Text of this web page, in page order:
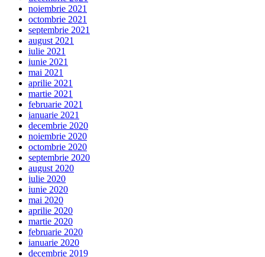
noiembrie 2021
octombrie 2021
septembrie 2021
august 2021
iulie 2021
iunie 2021
mai 2021
aprilie 2021
martie 2021
februarie 2021
ianuarie 2021
decembrie 2020
noiembrie 2020
octombrie 2020
septembrie 2020
august 2020
iulie 2020
iunie 2020
mai 2020
aprilie 2020
martie 2020
februarie 2020
ianuarie 2020
decembrie 2019